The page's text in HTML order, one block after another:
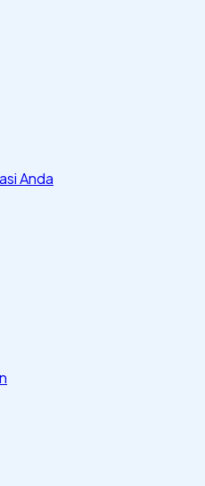
Anda